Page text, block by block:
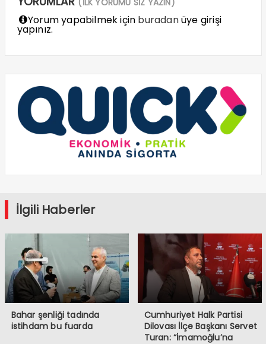
(İLK YORUMU SİZ YAZIN)
Yorum yapabilmek için buradanüye girişi
yapınız.
İlgili Haberler
Bahar şenliği tadında
istihdam bu fuarda
Cumhuriyet Halk Partisi
Dilovası İlçe Başkanı Servet
Turan: “İmamoğlu’na